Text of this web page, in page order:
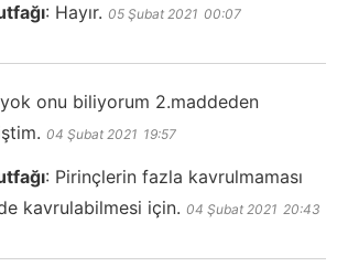
: Hayır. 05 Şubat 2021 00:07
yok onu biliyorum 2.maddeden
04 Şubat 2021 19:57
: Pirinçlerin fazla kavrulmaması
kavrulabilmesi için. 04 Şubat 2021 20:43